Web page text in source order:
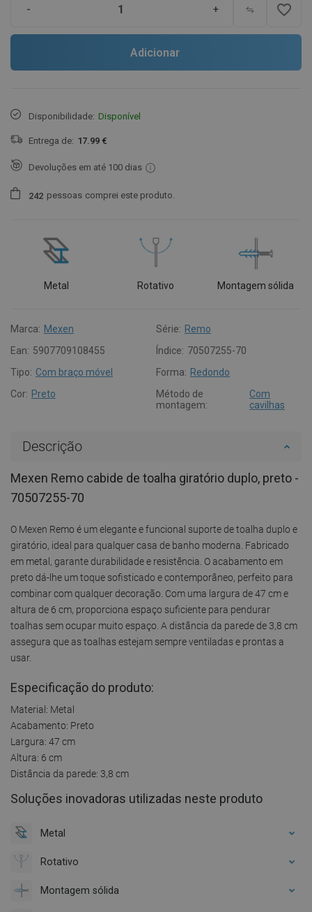
- + favorite_border
Adicionar
Disponibilidade: Disponível
Entrega de: 17.99 €
Devoluções em até 100 dias
242 pessoas comprei este produto.
Metal Rotativo Montagem sólida
Marca: Mexen Série: Remo
Ean: 5907709108455 Índice: 70507255-70
Tipo: Com braço móvel Forma: Redondo
Cor: Preto
Método de
montagem:
Com
cavilhas
Descrição
Mexen Remo cabide de toalha giratório duplo, preto -
70507255-70
O Mexen Remo é um elegante e funcional suporte de toalha duplo e
giratório, ideal para qualquer casa de banho moderna. Fabricado
em metal, garante durabilidade e resistência. O acabamento em
preto dá-lhe um toque sofisticado e contemporâneo, perfeito para
combinar com qualquer decoração. Com uma largura de 47 cm e
altura de 6 cm, proporciona espaço suficiente para pendurar
toalhas sem ocupar muito espaço. A distância da parede de 3,8 cm
assegura que as toalhas estejam sempre ventiladas e prontas a
usar.
Especificação do produto:
Material: Metal
Acabamento: Preto
Largura: 47 cm
Altura: 6 cm
Distância da parede: 3,8 cm
Soluções inovadoras utilizadas neste produto
Metal
Rotativo
Montagem sólida